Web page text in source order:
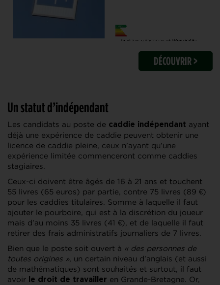
DÉCOUVRIR >
Un statut d’indépendant
Les candidats au poste de caddie indépendant ayant
déjà une expérience de caddie peuvent obtenir une
licence de caddie pleine, ceux n’ayant qu’une
expérience limitée commenceront comme caddies
stagiaires.
Ceux-ci doivent être âgés de 16 à 21 ans et touchent
55 livres (65 euros) par partie, contre 75 livres (89 €)
pour les caddies titulaires. Somme à laquelle il faut
ajouter le pourboire, qui est à la discrétion du joueur
mais d’au moins 35 livres (41 €), et de laquelle il faut
retirer des frais administratifs journaliers de 7 livres.
Bien que le poste soit ouvert à « des personnes de
toutes origines », un certain niveau d’anglais (et aussi
de mathématiques) sont souhaités et surtout, il faut
avoir
le droit de travailler en Grande-Bretagne. Or,